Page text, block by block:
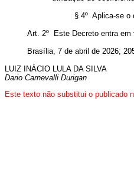
§ 4º Aplica-se o
Art. 2º Este Decreto entra em
Brasília, 7 de abril de 2026;
LUIZ INÁCIO LULA DA SILVA
Dario Carnevalli Durigan
Este texto não substitui o publicado